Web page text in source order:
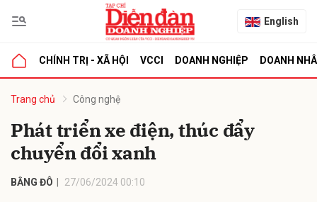
English
CHÍNH TRỊ - XÃ HỘI VCCI DOANH NGHIỆP DOANH
Trang chủ Công nghệ
Phát triển xe điện, thúc đẩy
chuyển đổi xanh
BẰNG ĐÔ 27/06/2024 00:10
luận